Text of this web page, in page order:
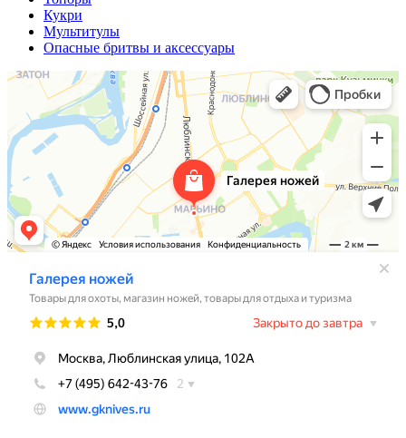
Кукри
Мультитулы
Опасные бритвы и аксессуары